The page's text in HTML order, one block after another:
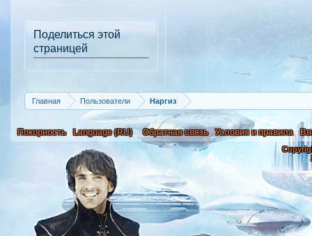
Поделиться этой
страницей
Главная Пользователи Наргиз
Покорность Language (RU) Обратная связь Условия и правила